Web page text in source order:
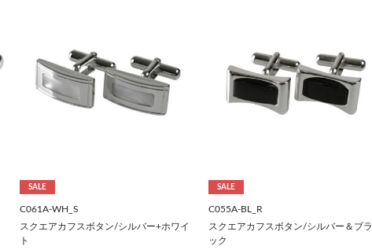
SALE
C061A-WH_S
スクエアカフスボタン/シルバー+ホワイ
ト
SALE
C055A-BL_R
スクエアカフスボタン/シルバー＆ブラ
ック